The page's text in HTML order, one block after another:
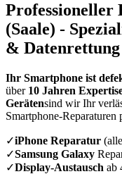
Professioneller
(Saale) -
& Datenrettung
Ihr Smartphone ist
über10 Jahren
Gerätensind wir Ihr
Smartphone-Reparaturen
✓iPhone Reparatur
✓Samsung Galaxy
✓Display-Austausch ab